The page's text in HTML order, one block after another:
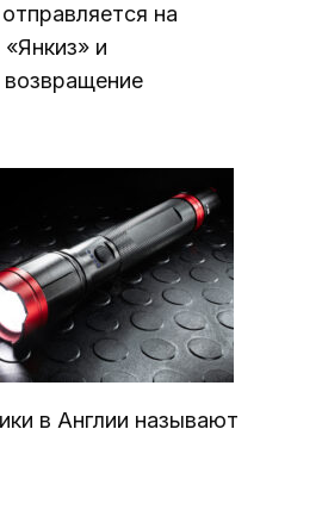
на
и
в Англии называют